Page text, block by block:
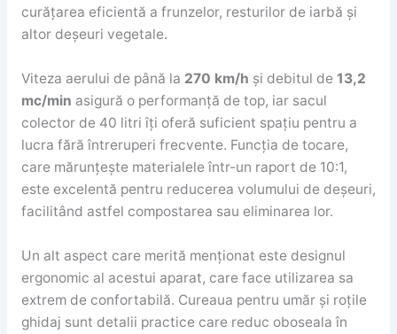
curățarea eficientă a frunzelor, resturilor de iarbă și
altor deșeuri vegetale.
Viteza aerului de până la 270 km/h și debitul de 13,2
mc/min asigură o performanță de top, iar sacul
colector de 40 litri îți oferă suficient spațiu pentru a
lucra fără întreruperi frecvente. Funcția de tocare,
care mărunțește materialele într-un raport de 10:1,
este excelentă pentru reducerea volumului de deșeuri,
facilitând astfel compostarea sau eliminarea lor.
Un alt aspect care merită menționat este designul
ergonomic al acestui aparat, care face utilizarea sa
extrem de confortabilă. Cureaua pentru umăr și roțile
ghidaj sunt detalii practice care reduc oboseala în